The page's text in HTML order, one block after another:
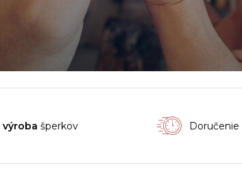
výroba šperkov Doručenie